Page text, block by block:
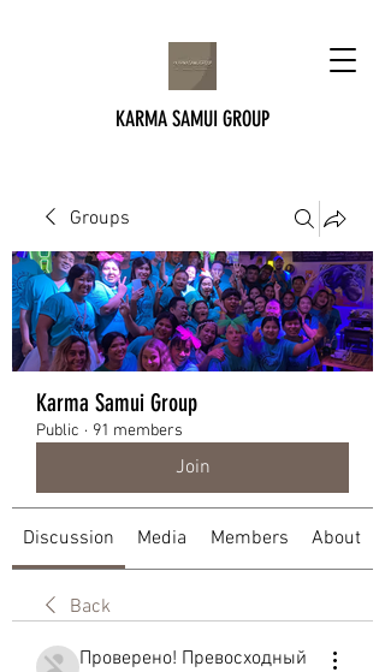
KARMA SAMUI GROUP
Groups
Karma Samui Group
Public · 91 members
Join
Discussion Media Members About
Back
Проверено! Превосходный